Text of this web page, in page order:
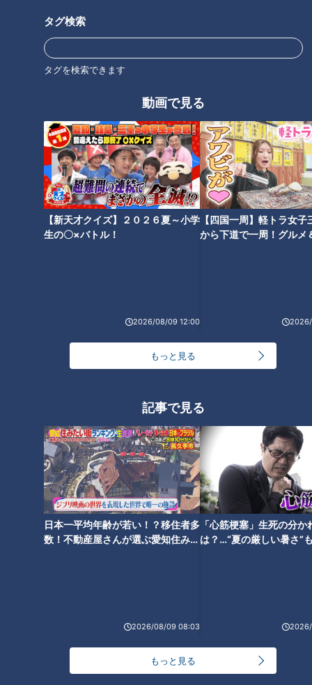
タグ検索
タグを検索できます
動画で見る
【新天才クイズ】２０２６夏～小学
生の〇×バトル！
2026/08/09 12:00
【四国一周】軽トラ女子
から下道で一周！グルメ
もっと見る
記事で見る
日本一平均年齢が若い！？移住者多
数！不動産屋さんが選ぶ愛知住みた
2026/08/09 08:03
「心筋梗塞」生死の分か
は？…“夏の厳しい暑さ”
もっと見る
”イイ意味でヤンチャだろうな”
れに関しては確かな本音だ。
試合中の所作はもちろん、練習中の立ち振る舞い、構え、反
応、とても高卒ルーキーとは思えない玄人好みの風情。それは
二軍開幕後もますます感じ、決して表面的な印象だけではな
く、なにか異彩を放つ空気感が彼にはあった。
もちろん私見だけではなく、できるだけ現役選手にも彼の印象
を訊いてみた。すると、10歳以上の年の差がある井領選手をは
キャラであることがうかがえる。
仁村監督の信念として、ウエスタンリーグ公式戦においては余
程のことがない限り、送りバントのサインは“ゼロ”。ファーム
では、1打席でも多くの打席機会を作ってあげたいからだとい